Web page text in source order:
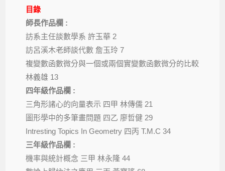
目錄
師長作品欄 :
訪系主任談數學系 許玉華 2
訪呂溪木老師談代數 詹玉玲 7
複變數函數微分與一個或兩個實變數函數微分的比較
林義雄 13
四年級作品欄 :
三角形諸心的向量表示 四甲 林傳儒 21
圖形學中的多筆畫問題 四乙 廖哲健 29
Intresting Topics In Geometry 四丙 T.M.C 34
三年級作品欄 :
機率與統計概念 三甲 林永隆 44